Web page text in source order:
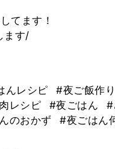
てます！
ます/
んレシピ #夜ご飯作り
レシピ #夜ごはん #
のおかず #夜ごはん